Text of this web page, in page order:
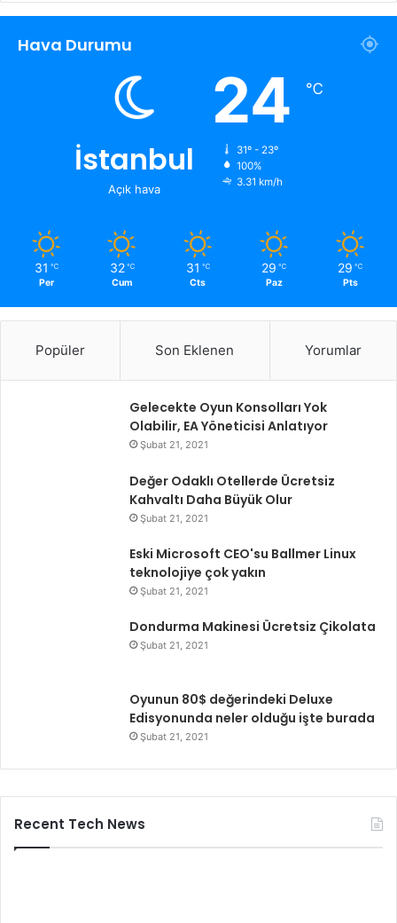
Hava Durumu
İstanbul
Açık hava
24 ℃
31º - 23º
100%
3.31 km/h
31 ℃
Per
32 ℃
Cum
31 ℃
Cts
29 ℃
Paz
29 ℃
Pts
Popüler Son Eklenen Yorumlar
Gelecekte Oyun Konsolları Yok
Olabilir, EA Yöneticisi Anlatıyor
Şubat 21, 2021
Değer Odaklı Otellerde Ücretsiz
Kahvaltı Daha Büyük Olur
Şubat 21, 2021
Eski Microsoft CEO'su Ballmer Linux
teknolojiye çok yakın
Şubat 21, 2021
Dondurma Makinesi Ücretsiz Çikolata
Şubat 21, 2021
Oyunun 80$ değerindeki Deluxe
Edisyonunda neler olduğu işte burada
Şubat 21, 2021
Recent Tech News